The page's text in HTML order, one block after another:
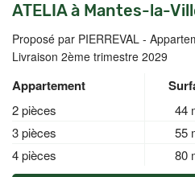
ATELIA à Mantes-la-
Proposé par PIERREVAL -
Livraison 2ème trimestre 2029
Appartement
2 pièces 44
3 pièces 55
4 pièces 80